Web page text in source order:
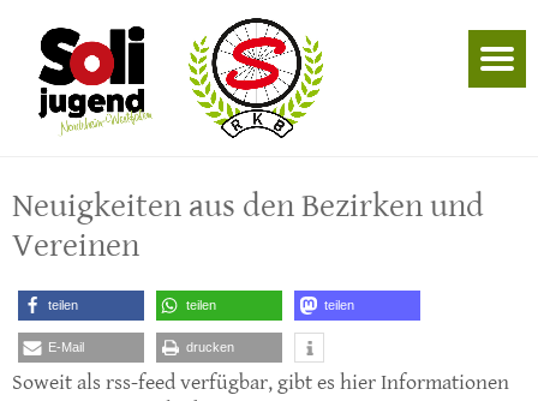
Neuigkeiten aus den Bezirken und
Vereinen
teilen teilen teilen
E-Mail drucken
Soweit als rss-feed verfügbar, gibt es hier Informationen